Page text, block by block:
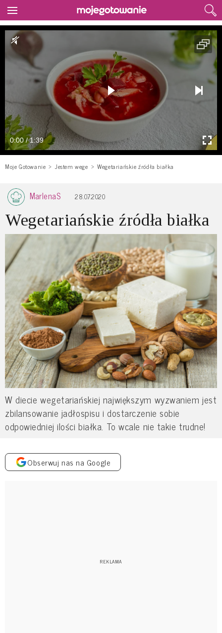
0:00 / 1:39
Moje Gotowanie Jestem wege Wegetariańskie źródła białka
MarlenaS 28.07.2020
Wegetariańskie źródła białka
W diecie wegetariańskiej największym wyzwaniem jest
zbilansowanie jadłospisu i dostarczenie sobie
odpowiedniej ilości białka. To wcale nie takie trudne!
Obserwuj nas na Google